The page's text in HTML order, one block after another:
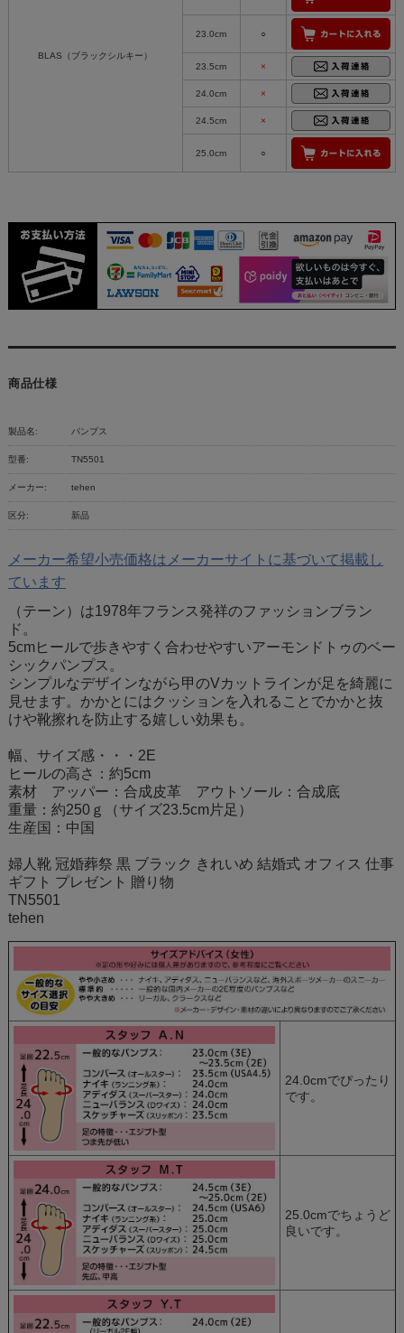
BLAS（ブラックシルキー）
23.0cm ○
23.5cm ×
24.0cm ×
24.5cm ×
25.0cm ○
商品仕様
製品名: パンプス
型番: TN5501
メーカー: tehen
区分: 新品
メーカー希望小売価格はメーカーサイトに基づいて掲載し
ています
（テーン）は1978年フランス発祥のファッションブラン
ド。
5cmヒールで歩きやすく合わせやすいアーモンドトゥのベー
シックパンプス。
シンプルなデザインながら甲のVカットラインが足を綺麗に
見せます。かかとにはクッションを入れることでかかと抜
けや靴擦れを防止する嬉しい効果も。
幅、サイズ感・・・2E
ヒールの高さ：約5cm
素材 アッパー：合成皮革 アウトソール：合成底
重量：約250ｇ（サイズ23.5cm片足）
生産国：中国
婦人靴 冠婚葬祭 黒 ブラック きれいめ 結婚式 オフィス 仕事
ギフト プレゼント 贈り物
TN5501
tehen
24.0cmでぴったり
です。
25.0cmでちょうど
良いです。